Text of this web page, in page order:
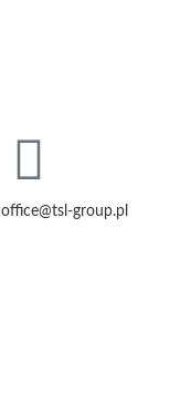
office@tsl-group.pl